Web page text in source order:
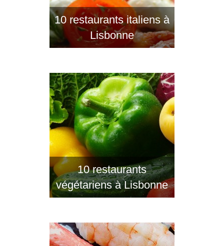
10 restaurants italiens à
Lisbonne
10 restaurants
végétariens à Lisbonne